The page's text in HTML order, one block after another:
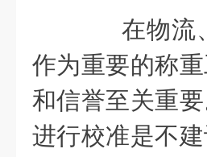
在物流、
作为重要的称
和信誉至关重
进行校准是不